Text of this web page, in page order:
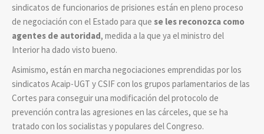
sindicatos de funcionarios de prisiones están en pleno proceso
de negociación con el Estado para que se les reconozca como
agentes de autoridad, medida a la que ya el ministro del
Interior ha dado visto bueno.
Asimismo, están en marcha negociaciones emprendidas por los
sindicatos Acaip-UGT y CSIF con los grupos parlamentarios de las
Cortes para conseguir una modificación del protocolo de
prevención contra las agresiones en las cárceles, que se ha
tratado con los socialistas y populares del Congreso.